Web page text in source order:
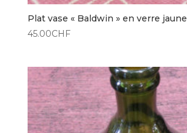
Plat vase « Baldwin » en verre jaune
45.00CHF